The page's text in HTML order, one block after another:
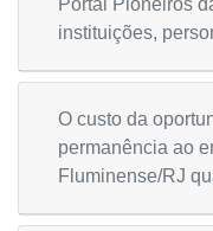
Portal Pioneiros
instituições,
O custo da
permanência ao
Fluminense/RJ